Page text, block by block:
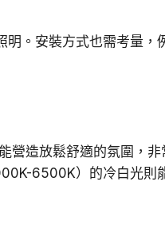
。安裝方式也需考量，
造放鬆舒適的氛圍，
6500K）的冷白光則